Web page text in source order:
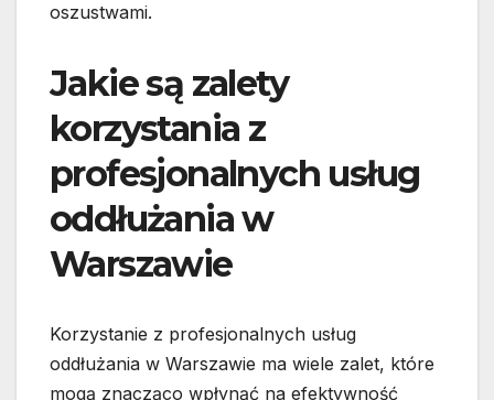
oszustwami.
Jakie są zalety
korzystania z
profesjonalnych usług
oddłużania w
Warszawie
Korzystanie z profesjonalnych usług
oddłużania w Warszawie ma wiele zalet, które
mogą znacząco wpłynąć na efektywność